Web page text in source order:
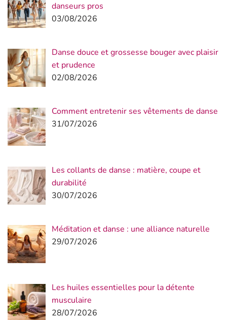
danseurs pros
03/08/2026
Danse douce et grossesse bouger avec plaisir
et prudence
02/08/2026
Comment entretenir ses vêtements de danse
31/07/2026
Les collants de danse : matière, coupe et
durabilité
30/07/2026
Méditation et danse : une alliance naturelle
29/07/2026
Les huiles essentielles pour la détente
musculaire
28/07/2026